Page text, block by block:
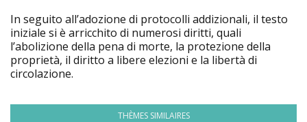
In seguito all’adozione di protocolli addizionali, il testo
iniziale si è arricchito di numerosi diritti, quali
l’abolizione della pena di morte, la protezione della
proprietà, il diritto a libere elezioni e la libertà di
circolazione.
THÈMES SIMILAIRES